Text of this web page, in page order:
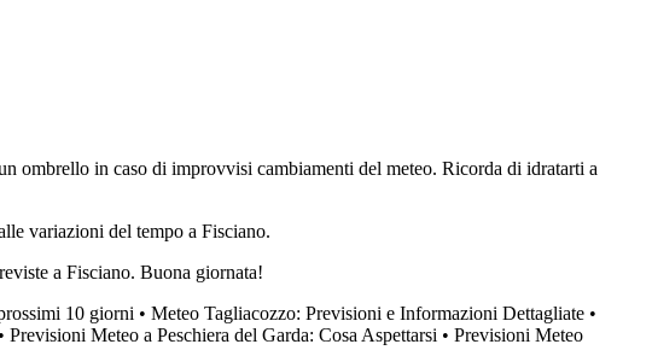
ombrello in caso di improvvisi cambiamenti del meteo. Ricorda di idratarti a
variazioni del tempo a Fisciano.
a Fisciano. Buona giornata!
10 giorni • Meteo Tagliacozzo: Previsioni e Informazioni Dettagliate •
• Previsioni Meteo a Peschiera del Garda: Cosa Aspettarsi • Previsioni Meteo